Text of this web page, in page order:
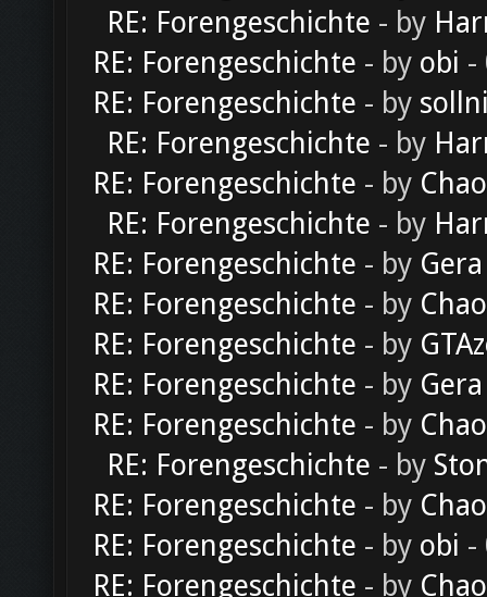
RE: Forengeschichte - by
RE: Forengeschichte - by obi -
RE: Forengeschichte - by
RE: Forengeschichte - by
RE: Forengeschichte - by
RE: Forengeschichte - by
RE: Forengeschichte - by Gera
RE: Forengeschichte - by
RE: Forengeschichte - by
RE: Forengeschichte - by Gera
RE: Forengeschichte - by
RE: Forengeschichte - by
RE: Forengeschichte - by
RE: Forengeschichte - by obi -
RE: Forengeschichte - by